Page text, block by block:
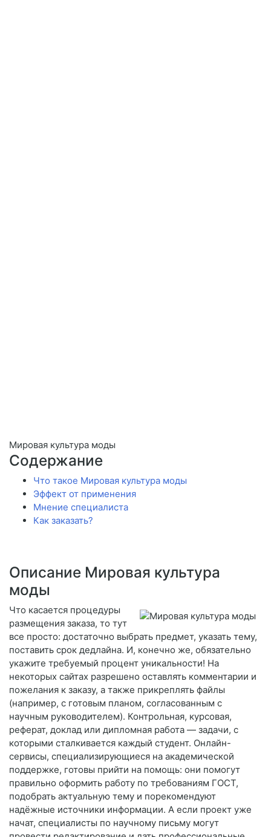
Мировая культура моды
Содержание
Что такое Мировая культура моды
Эффект от применения
Мнение специалиста
Как заказать?
Описание Мировая культура
моды
Что касается процедуры
размещения заказа, то тут
все просто: достаточно выбрать предмет, указать тему,
поставить срок дедлайна. И, конечно же, обязательно
укажите требуемый процент уникальности! На
некоторых сайтах разрешено оставлять комментарии и
пожелания к заказу, а также прикреплять файлы
(например, с готовым планом, согласованным с
научным руководителем). Контрольная, курсовая,
реферат, доклад или дипломная работа — задачи, с
которыми сталкивается каждый студент. Онлайн-
сервисы, специализирующиеся на академической
поддержке, готовы прийти на помощь: они помогут
правильно оформить работу по требованиям ГОСТ,
подобрать актуальную тему и порекомендуют
надёжные источники информации. А если проект уже
начат, специалисты по научному письму могут